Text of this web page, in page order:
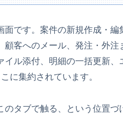
です。案件の新規作成・編
客へのメール、発注・外注
イル添付、明細の一括更新
に集約されています。
タブで触る、という位置づ